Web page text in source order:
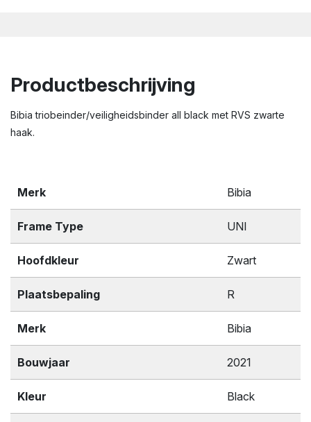
Productbeschrijving
Bibia triobeinder/veiligheidsbinder all black met RVS zwarte
haak.
Merk Bibia
Frame Type UNI
Hoofdkleur Zwart
Plaatsbepaling R
Merk Bibia
Bouwjaar 2021
Kleur Black